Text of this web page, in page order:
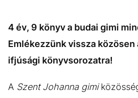
4 év, 9 könyv a budai gimi
Emlékezzünk vissza közösen
ifjúsági könyvsorozatra!
A Szent Johanna gimi